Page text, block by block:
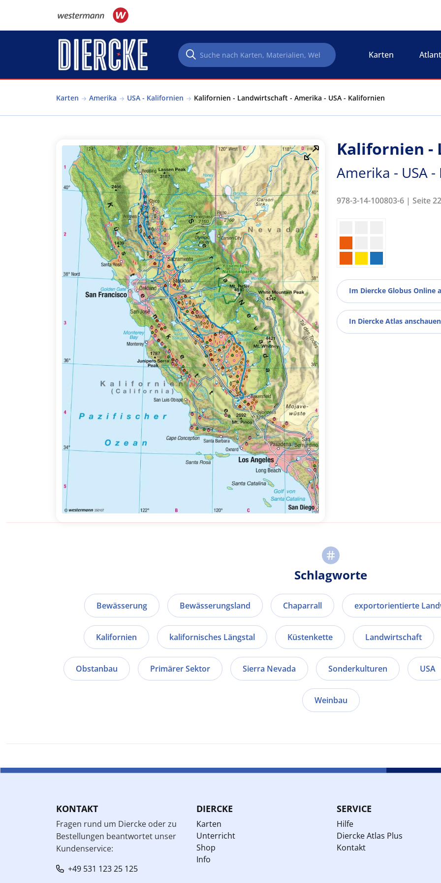
Karten
Karten Amerika USA - Kalifornien Kalifornien - Landwirtschaft - Amerika - USA - Kalifornien
Kalifornien -
Amerika - USA
978-3-14-100803-6 | Seite
Im Diercke Globus Online
In Diercke Atlas anschauen
Schlagworte
Bewässerung Bewässerungsland Chaparrall exportorientierte
Kalifornien kalifornisches Längstal Küstenkette Landwirtschaft
Obstanbau Primärer Sektor Sierra Nevada Sonderkulturen USA
Weinbau
KONTAKT
Fragen rund um Diercke oder zu
Bestellungen beantwortet unser
Kundenservice:
+49 531 123 25 125
DIERCKE
Karten
Unterricht
Shop
Info
SERVICE
Hilfe
Diercke Atlas Plus
Kontakt